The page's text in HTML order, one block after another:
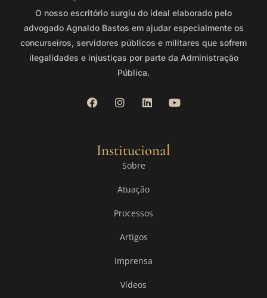
O nosso escritório surgiu do ideal elaborado pelo
advogado Agnaldo Bastos em ajudar especialmente os
concurseiros, servidores públicos e militares que sofrem
ilegalidades e injustiças por parte da Administração
Pública.
Institucional
Sobre
Atuação
Processos
Artigos
Imprensa
Vídeos